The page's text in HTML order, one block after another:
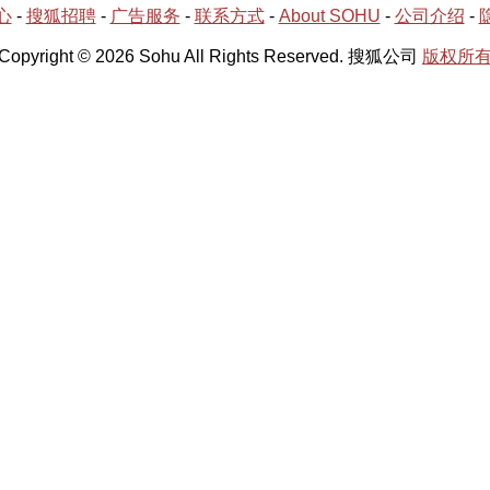
- 搜狐招聘- 广告服务 - 联系方式- About SOHU - 公司介绍 -
© 2026 Sohu All Rights Reserved. 搜狐公司 版权所